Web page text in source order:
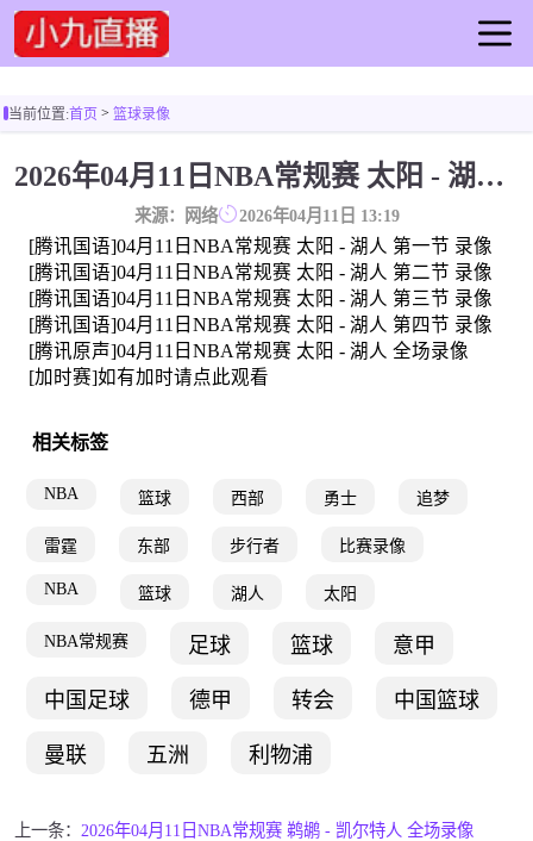
足球直播
篮球直播
足球录像
足球集锦
篮球集锦
足球新闻
篮球新闻
当前位置:首页> 篮球录像
2026年04月11日NBA常规赛 太阳 - 湖人 全场录像
来源：网络 2026年04月11日 13:19
[腾讯国语]04月11日NBA常规赛 太阳 - 湖人 第一节 录像
[腾讯国语]04月11日NBA常规赛 太阳 - 湖人 第二节 录像
[腾讯国语]04月11日NBA常规赛 太阳 - 湖人 第三节 录像
[腾讯国语]04月11日NBA常规赛 太阳 - 湖人 第四节 录像
[腾讯原声]04月11日NBA常规赛 太阳 - 湖人 全场录像
[加时赛]如有加时请点此观看
相关标签
NBA 篮球 西部 勇士 追梦
雷霆 东部 步行者 比赛录像
NBA 篮球 湖人 太阳
NBA常规赛 足球 篮球 意甲
中国足球 德甲 转会 中国篮球
曼联 五洲 利物浦
上一条： 2026年04月11日NBA常规赛 鹈鹕 - 凯尔特人 全场录像